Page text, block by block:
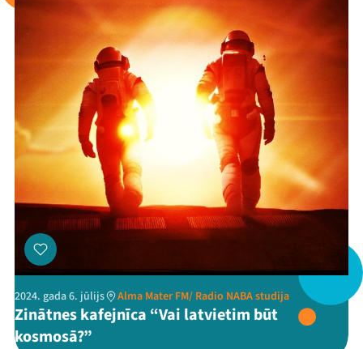
Jaunumi
Ziedo
Veikals
Kontakti
ThreadsFacebookYoutube
X Instagram
Flick TikTok
2024. gada 6. jūlijs Alma Mater FM/ Radio NABA studija
Zinātnes kafejnīca “Vai latvietim būt
kosmosā?”